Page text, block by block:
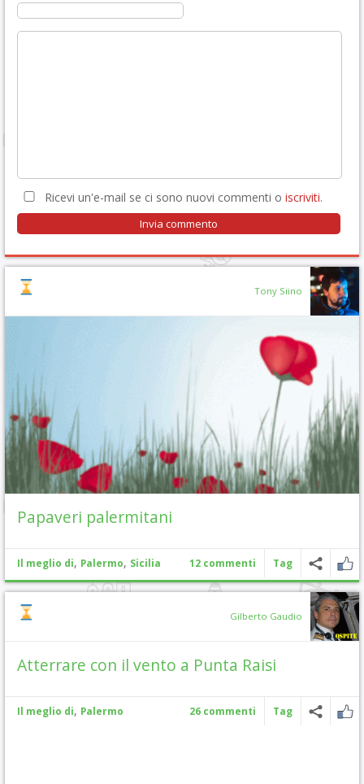
Ricevi un'e-mail se ci sono nuovi commenti o iscriviti.
Tony Siino
Papaveri palermitani
Il meglio di, Palermo, Sicilia 12 commenti Tag
Gilberto Gaudio
Atterrare con il vento a Punta Raisi
Il meglio di, Palermo 26 commenti Tag